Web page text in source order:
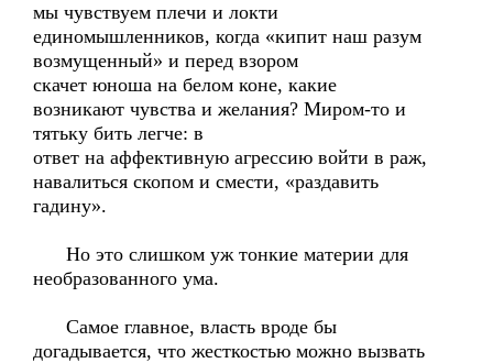
мы чувствуем плечи и локти
единомышленников, когда «кипит наш разум
возмущенный» и перед взором
скачет юноша на белом коне, какие
возникают чувства и желания? Миром-то и
тятьку бить легче: в
ответ на аффективную агрессию войти в раж,
навалиться скопом и смести, «раздавить
гадину».
Но это слишком уж тонкие материи для
необразованного ума.
Самое главное, власть вроде бы
догадывается, что жесткостью можно вызвать